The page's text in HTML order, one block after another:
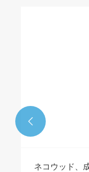
ネコウッド、
